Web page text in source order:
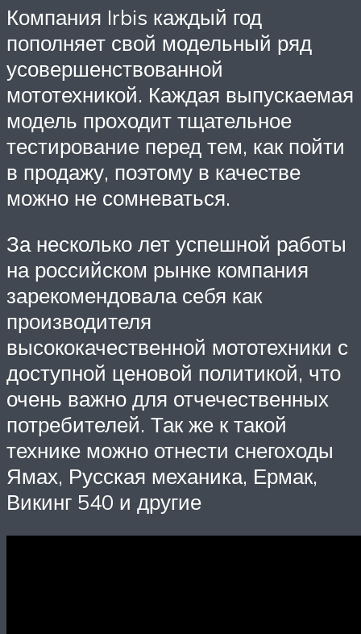
Компания Irbis каждый год
пополняет свой модельный ряд
усовершенствованной
мототехникой. Каждая выпускаемая
модель проходит тщательное
тестирование перед тем, как пойти
в продажу, поэтому в качестве
можно не сомневаться.
За несколько лет успешной работы
на российском рынке компания
зарекомендовала себя как
производителя
высококачественной мототехники с
доступной ценовой политикой, что
очень важно для отчечественных
потребителей. Так же к такой
технике можно отнести снегоходы
Ямах, Русская механика, Ермак,
Викинг 540 и другие